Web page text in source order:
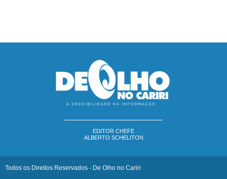
EDITOR CHEFE
ALBERTO SCHELITON
Todos os Direitos Reservados - De Olho no Cariri